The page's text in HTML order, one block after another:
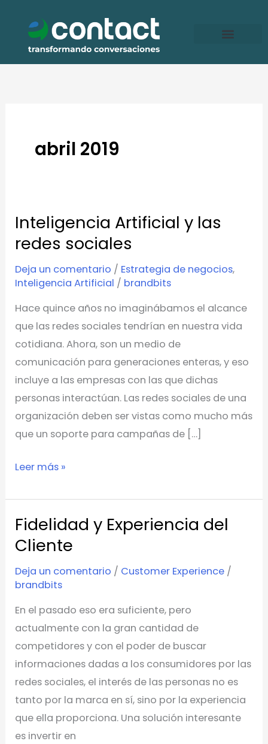
contenido
abril 2019
Inteligencia Artificial y las
redes sociales
Deja un comentario / Estrategia de negocios,
Inteligencia Artificial / brandbits
Hace quince años no imaginábamos el alcance
que las redes sociales tendrían en nuestra vida
cotidiana. Ahora, son un medio de
comunicación para generaciones enteras, y eso
incluye a las empresas con las que dichas
personas interactúan. Las redes sociales de una
organización deben ser vistas como mucho más
que un soporte para campañas de […]
Inteligencia
Artificial
las
redes
sociales
Leer más »
Fidelidad y Experiencia del
Cliente
Deja un comentario / Customer Experience /
brandbits
En el pasado eso era suficiente, pero
actualmente con la gran cantidad de
competidores y con el poder de buscar
informaciones dadas a los consumidores por las
redes sociales, el interés de las personas no es
tanto por la marca en sí, sino por la experiencia
que ella proporciona. Una solución interesante
es invertir en
Fidelidad
y
del